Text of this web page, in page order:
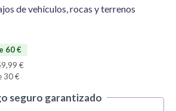
de vehículos, rocas y terrenos
60 €
€
30 €
seguro garantizado